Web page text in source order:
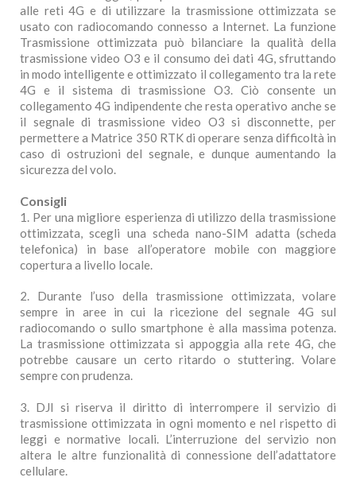
alle reti 4G e di utilizzare la trasmissione ottimizzata se
usato con radiocomando connesso a Internet. La funzione
Trasmissione ottimizzata può bilanciare la qualità della
trasmissione video O3 e il consumo dei dati 4G, sfruttando
in modo intelligente e ottimizzato il collegamento tra la rete
4G e il sistema di trasmissione O3. Ciò consente un
collegamento 4G indipendente che resta operativo anche se
il segnale di trasmissione video O3 si disconnette, per
permettere a Matrice 350 RTK di operare senza difficoltà in
caso di ostruzioni del segnale, e dunque aumentando la
sicurezza del volo.
Consigli
1. Per una migliore esperienza di utilizzo della trasmissione
ottimizzata, scegli una scheda nano-SIM adatta (scheda
telefonica) in base all’operatore mobile con maggiore
copertura a livello locale.
2. Durante l’uso della trasmissione ottimizzata, volare
sempre in aree in cui la ricezione del segnale 4G sul
radiocomando o sullo smartphone è alla massima potenza.
La trasmissione ottimizzata si appoggia alla rete 4G, che
potrebbe causare un certo ritardo o stuttering. Volare
sempre con prudenza.
3. DJI si riserva il diritto di interrompere il servizio di
trasmissione ottimizzata in ogni momento e nel rispetto di
leggi e normative locali. L’interruzione del servizio non
altera le altre funzionalità di connessione dell’adattatore
cellulare.